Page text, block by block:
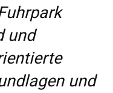
und
und